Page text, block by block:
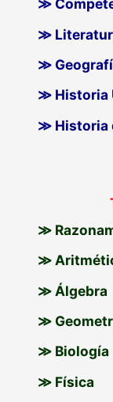
≫
≫
≫
≫ Historia
≫ Historia
≫
≫
≫ Álgebra
≫
≫ Biología
≫ Física